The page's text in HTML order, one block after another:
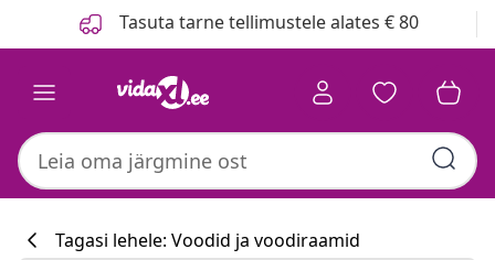
Tasuta tarne tellimustele alates € 80
Tagasi lehele: Voodid ja voodiraamid